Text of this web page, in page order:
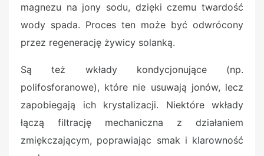
magnezu na jony sodu, dzięki czemu twardość
wody spada. Proces ten może być odwrócony
przez regenerację żywicy solanką.
Są też wkłady kondycjonujące (np.
polifosforanowe), które nie usuwają jonów, lecz
zapobiegają ich krystalizacji. Niektóre wkłady
łączą filtrację mechaniczna z działaniem
zmiękczającym, poprawiając smak i klarowność